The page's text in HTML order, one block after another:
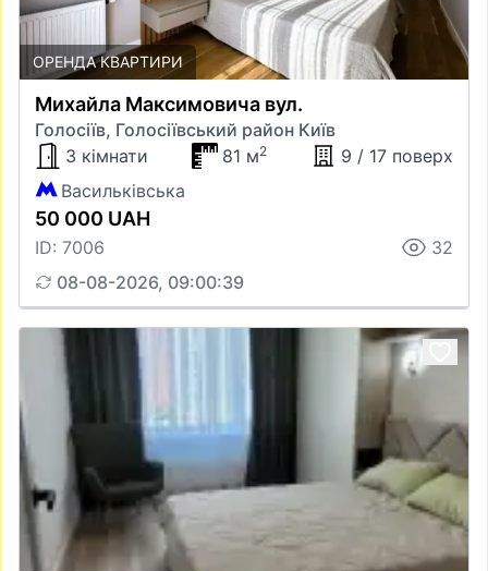
ОРЕНДА КВАРТИРИ
Михайла Максимовича вул.
Голосіїв, Голосіївський район Київ
3 кімнати
81 м2
9 / 17 поверх
Васильківська
50 000 UAH
ID: 7006
32
08-08-2026, 09:00:39